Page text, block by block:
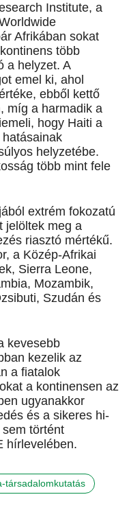
Institute, a
Afrikában sokat
több
a helyzet. A
emel ki, ahol
ebből kettő
míg a harmadik a
hogy Haiti a
helyzetébe.
több mint fele
extrém fokozatú
jelöltek meg a
riasztó mértékű.
a Közép-Afrikai
Sierra Leone,
Mozambik,
Szudán és
kevesebb
kezelik az
a fiatalok
a kontinensen az
ugyanakkor
és a sikeres hi-
történt
hírlevelében.
társadalomkutatás